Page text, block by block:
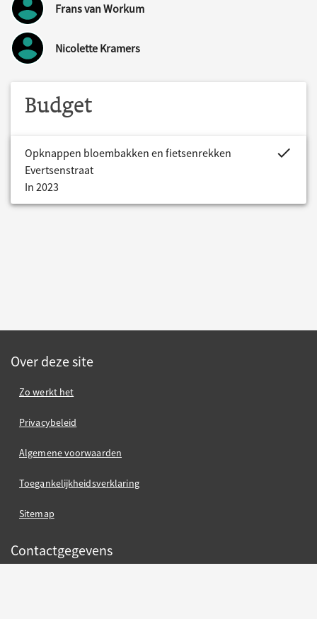
Frans van Workum
Nicolette Kramers
Budget
Opknappen bloembakken en fietsenrekken
Evertsenstraat
In 2023
Over deze site
Zo werkt het
Privacybeleid
Algemene voorwaarden
Toegankelijkheidsverklaring
Sitemap
Contactgegevens